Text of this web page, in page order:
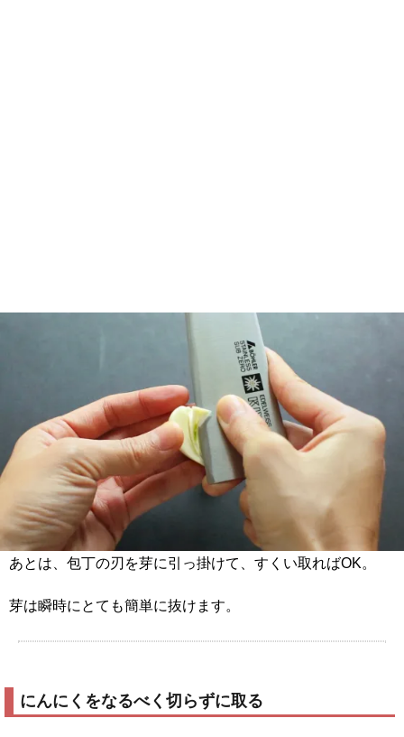
あとは、包丁の刃を芽に引っ掛けて、すくい取ればOK。
芽は瞬時にとても簡単に抜けます。
にんにくをなるべく切らずに取る